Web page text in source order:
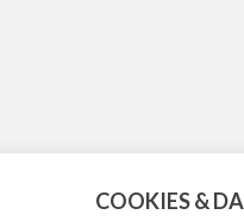
COOKIES &